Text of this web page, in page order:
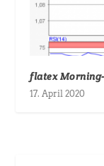
flatex Morning-
17. April 2020